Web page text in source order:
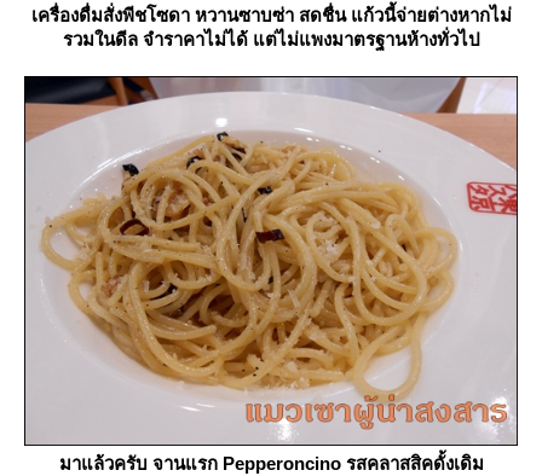
เครื่องดื่มสั่งพีชโซดา หวานซาบซ่า สดชื่น แก้วนี้จ่ายต่างหากไม่
รวมในดีล จำราคาไม่ได้ แต่ไม่แพงมาตรฐานห้างทั่วไป
มาแล้วครับ จานแรก Pepperoncino รสคลาสสิคดั้งเดิม